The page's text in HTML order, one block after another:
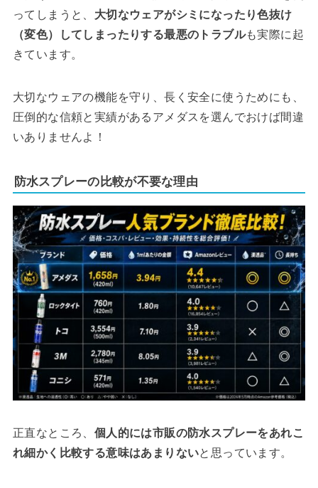
ってしまうと、 大切なウェアがシミになったり色抜け
（変色）してしまったりする最悪のトラブルも実際に起
きています。
大切なウェアの機能を守り、長く安全に使うためにも、
圧倒的な信頼と実績があるアメダスを選んでおけば間違
いありませんよ！
防水スプレーの比較が不要な理由
正直なところ、 個人的には市販の防水スプレーをあれこ
れ細かく比較する意味はあまりないと思っています。